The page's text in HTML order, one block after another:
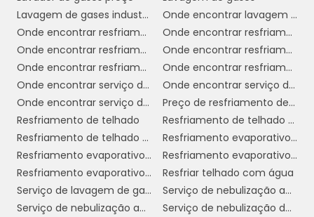
ela funciona, os proprietários de
estabelecimentos comerciais podem tomar
decisões informadas sobre como manter
seus ambientes limpos e seguros.
BENEFÍCIOS DA
NEBULIZAÇÃO DE
AMBIENTE
A nebulização de ambiente oferece uma série
de benefícios significativos, especialmente
em locais comerciais onde a saúde e o bem-
Lavagem de gases industriais
Onde encontrar lavagem de gases industriais
Onde encontrar resfriamento de telhado com água
Onde encontrar resfriamento de telhado em sp
Onde encontrar resfriamento de telhado por aspersão
Onde encontrar resfriamento de telhados
Onde encontrar resfriamento evaporativo
Onde encontrar resfriamento evaporativo em sp
Onde encontrar serviço de nebulização ambientes
Onde encontrar serviço de nebulização ambientes em sp
Onde encontrar serviço de resfriamento de telhado sp
Preço de resfriamento de telhado
Resfriamento de telhado
Resfriamento de telhado com água
Resfriamento de telhado por aspersão
Resfriamento evaporativo direto
Resfriamento evaporativo e umidificação
Resfriamento evaporativo indireto
Resfriamento evaporativo telhado
Resfriar telhado com água
Serviço de lavagem de gases industriais
Serviço de nebulização ambientes
Serviço de nebulização ambientes em sp
Serviço de nebulização de ambientes para empresas